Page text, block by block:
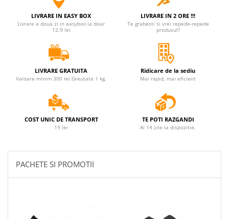
LIVRARE IN EASY BOX
Livrare a doua zi in easybox la doar
12.9 lei
LIVRARE IN 2 ORE !!!
Te grabesti si vrei repede-repede
produsul?
LIVRARE GRATUITA
Valoare minim 300 lei.Greutate 1 kg.
Ridicare de la sediu
Mai rapid, mai eficient
COST UNIC DE TRANSPORT
19 lei
TE POTI RAZGANDI
Ai 14 zile la dispozitie.
PACHETE SI PROMOTII